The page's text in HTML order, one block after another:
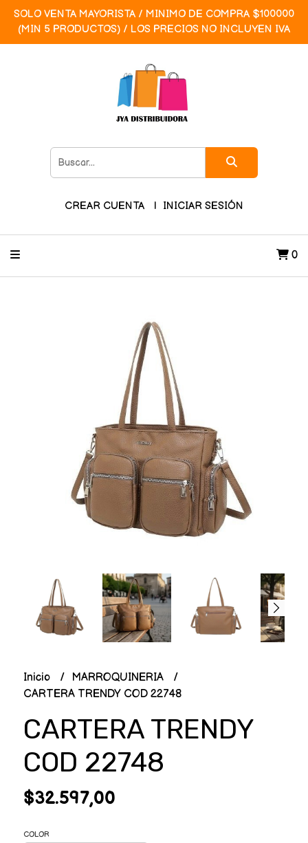
SOLO VENTA MAYORISTA / MINIMO DE COMPRA $100000
(MIN 5 PRODUCTOS) / LOS PRECIOS NO INCLUYEN IVA
CREAR CUENTA INICIAR SESIÓN
0
Inicio
MARROQUINERIA
CARTERA TRENDY COD 22748
CARTERA TRENDY
COD 22748
$32.597,00
COLOR